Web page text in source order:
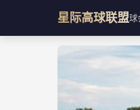
星际高球联盟球